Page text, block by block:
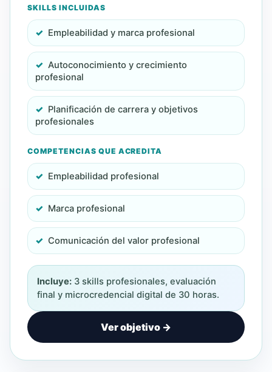
SKILLS INCLUIDAS
Empleabilidad y marca profesional
Autoconocimiento y crecimiento
profesional
Planificación de carrera y objetivos
profesionales
COMPETENCIAS QUE ACREDITA
Empleabilidad profesional
Marca profesional
Comunicación del valor profesional
Incluye: 3 skills profesionales, evaluación
final y microcredencial digital de 30 horas.
Ver objetivo →